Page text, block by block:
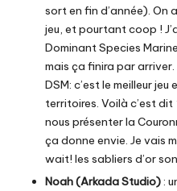
sort en fin d’année). On
jeu, et pourtant coop !
Dominant Species Marine
mais ça finira par
DSM: c’est le meilleur
territoires. Voilà c’est
nous présenter la
ça donne envie. Je vais
wait! les sabliers d’or
Noah (Arkada Studio):